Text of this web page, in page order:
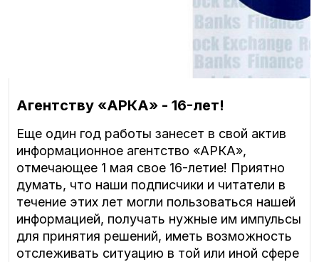
Агентству «АРКА» - 16-лет!
Еще один год работы занесет в свой актив
информационное агентство «АРКА»,
отмечающее 1 мая свое 16-летие! Приятно
думать, что наши подписчики и читатели в
течение этих лет могли пользоваться нашей
информацией, получать нужные им импульсы
для принятия решений, иметь возможность
отслеживать ситуацию в той или иной сфере